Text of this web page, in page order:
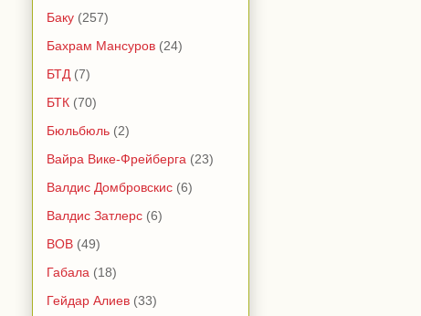
Баку (257)
Бахрам Мансуров (24)
БТД (7)
БТК (70)
Бюльбюль (2)
Вайра Вике-Фрейберга (23)
Валдис Домбровскис (6)
Валдис Затлерс (6)
ВОВ (49)
Габала (18)
Гейдар Алиев (33)